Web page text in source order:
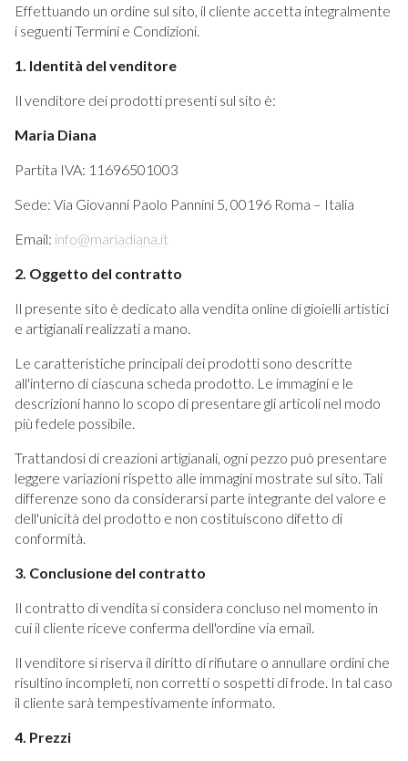
Effettuando un ordine sul sito, il cliente accetta integralmente
i seguenti Termini e Condizioni.
1. Identità del venditore
Il venditore dei prodotti presenti sul sito è:
Maria Diana
Partita IVA: 11696501003
Sede: Via Giovanni Paolo Pannini 5, 00196 Roma – Italia
Email: info@mariadiana.it
2. Oggetto del contratto
Il presente sito è dedicato alla vendita online di gioielli artistici
e artigianali realizzati a mano.
Le caratteristiche principali dei prodotti sono descritte
all'interno di ciascuna scheda prodotto. Le immagini e le
descrizioni hanno lo scopo di presentare gli articoli nel modo
più fedele possibile.
Trattandosi di creazioni artigianali, ogni pezzo può presentare
leggere variazioni rispetto alle immagini mostrate sul sito. Tali
differenze sono da considerarsi parte integrante del valore e
dell'unicità del prodotto e non costituiscono difetto di
conformità.
3. Conclusione del contratto
Il contratto di vendita si considera concluso nel momento in
cui il cliente riceve conferma dell'ordine via email.
Il venditore si riserva il diritto di rifiutare o annullare ordini che
risultino incompleti, non corretti o sospetti di frode. In tal caso
il cliente sarà tempestivamente informato.
4. Prezzi